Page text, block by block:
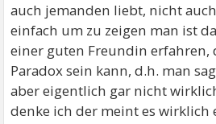
auch jemanden liebt, nicht
einfach um zu zeigen man ist
einer guten Freundin erfahren,
Paradox sein kann, d.h. man
aber eigentlich gar nicht
denke ich der meint es wirklich